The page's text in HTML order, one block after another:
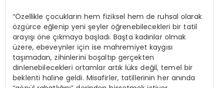
“Özellikle çocukların hem fiziksel hem de ruhsal olarak
özgürce eğlenip yeni şeyler öğrenebilecekleri bir tatil
arayışı öne çıkmaya başladı. Başta kadınlar olmak
üzere, ebeveynler için ise mahremiyet kaygısı
taşımadan, zihinlerini boşaltıp gerçekten
dinlenebilecekleri ortamlar artık lüks değil, temel bir
beklenti haline geldi. Misafirler, tatillerinin her anında